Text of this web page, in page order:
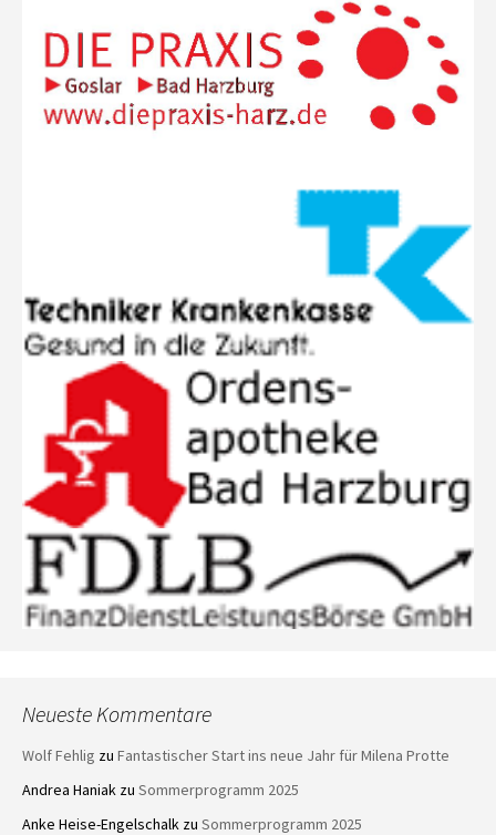
Neueste Kommentare
Wolf Fehlig zu Fantastischer Start ins neue Jahr für Milena Protte
Andrea Haniak zu Sommerprogramm 2025
Anke Heise-Engelschalk zu Sommerprogramm 2025